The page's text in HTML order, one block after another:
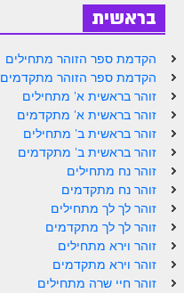
בראשית
הקדמת ספר הזוהר מתחילים
הקדמת ספר הזוהר מתקדמים
זוהר בראשית א' מתחילים
זוהר בראשית א' מתקדמים
זוהר בראשית ב' מתחילים
זוהר בראשית ב' מתקדמים
זוהר נח מתחילים
זוהר נח מתקדמים
זוהר לך לך מתחילים
זוהר לך לך מתקדמים
זוהר וירא מתחילים
זוהר וירא מתקדמים
זוהר חיי שרה מתחילים